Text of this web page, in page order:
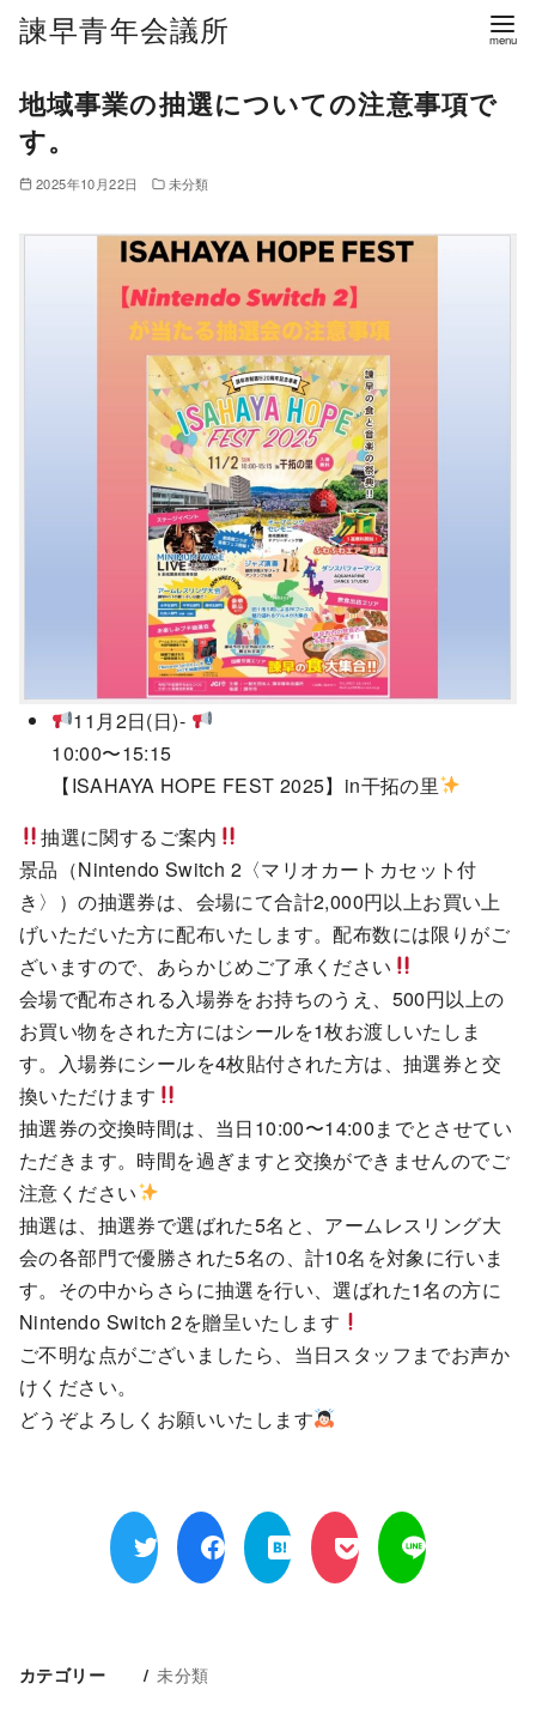
諫早青年会議所
地域事業の抽選についての注意事項で
す。
2025年10月22日 未分類
11月2日(日)-
10:00〜15:15
【ISAHAYA HOPE FEST 2025】in干拓の里
抽選に関するご案内
景品（Nintendo Switch 2〈マリオカートカセット付
き〉）の抽選券は、会場にて合計2,000円以上お買い上
げいただいた方に配布いたします。配布数には限りがご
ざいますので、あらかじめご了承ください
会場で配布される入場券をお持ちのうえ、500円以上の
お買い物をされた方にはシールを1枚お渡しいたしま
す。入場券にシールを4枚貼付された方は、抽選券と交
換いただけます
抽選券の交換時間は、当日10:00〜14:00までとさせてい
ただきます。時間を過ぎますと交換ができませんのでご
注意ください
抽選は、抽選券で選ばれた5名と、アームレスリング大
会の各部門で優勝された5名の、計10名を対象に行いま
す。その中からさらに抽選を行い、選ばれた1名の方に
Nintendo Switch 2を贈呈いたします
ご不明な点がございましたら、当日スタッフまでお声か
けください。
どうぞよろしくお願いいたします
カテゴリー 未分類